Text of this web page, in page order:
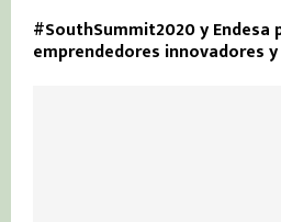
#SouthSummit2020 y Endesa
emprendedores innovadores